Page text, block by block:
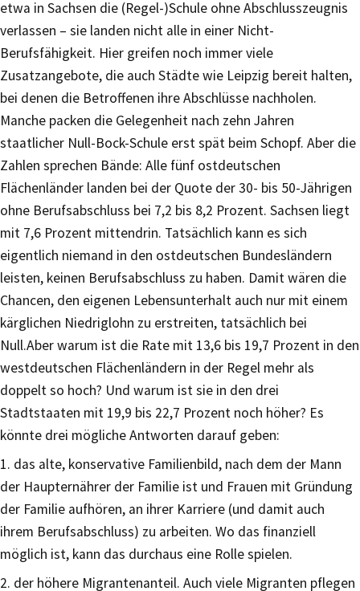
etwa in Sachsen die (Regel-)Schule ohne Abschlusszeugnis
verlassen – sie landen nicht alle in einer Nicht-
Berufsfähigkeit. Hier greifen noch immer viele
Zusatzangebote, die auch Städte wie Leipzig bereit halten,
bei denen die Betroffenen ihre Abschlüsse nachholen.
Manche packen die Gelegenheit nach zehn Jahren
staatlicher Null-Bock-Schule erst spät beim Schopf. Aber die
Zahlen sprechen Bände: Alle fünf ostdeutschen
Flächenländer landen bei der Quote der 30- bis 50-Jährigen
ohne Berufsabschluss bei 7,2 bis 8,2 Prozent. Sachsen liegt
mit 7,6 Prozent mittendrin. Tatsächlich kann es sich
eigentlich niemand in den ostdeutschen Bundesländern
leisten, keinen Berufsabschluss zu haben. Damit wären die
Chancen, den eigenen Lebensunterhalt auch nur mit einem
kärglichen Niedriglohn zu erstreiten, tatsächlich bei
Null.Aber warum ist die Rate mit 13,6 bis 19,7 Prozent in den
westdeutschen Flächenländern in der Regel mehr als
doppelt so hoch? Und warum ist sie in den drei
Stadtstaaten mit 19,9 bis 22,7 Prozent noch höher? Es
könnte drei mögliche Antworten darauf geben:
1. das alte, konservative Familienbild, nach dem der Mann
der Haupternährer der Familie ist und Frauen mit Gründung
der Familie aufhören, an ihrer Karriere (und damit auch
ihrem Berufsabschluss) zu arbeiten. Wo das finanziell
möglich ist, kann das durchaus eine Rolle spielen.
2. der höhere Migrantenanteil. Auch viele Migranten pflegen